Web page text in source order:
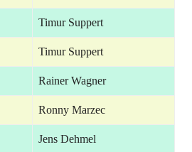
Timur Suppert
Timur Suppert
Rainer Wagner
Ronny Marzec
Jens Dehmel